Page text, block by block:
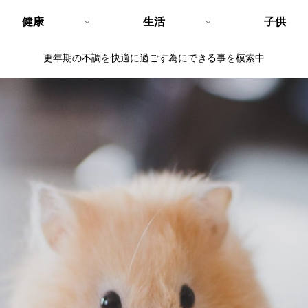
更年期の不調を快適に過ごす為にできる事を模索中
健康 生活 子供